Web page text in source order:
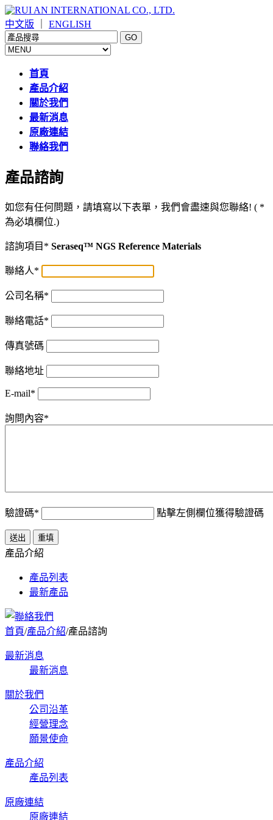
中文版 ENGLISH
首頁
產品介紹
關於我們
最新消息
原廠連結
聯絡我們
產品諮詢
如您有任何問題，請填寫以下表單，我們會盡速與您聯絡! ( *
為必填欄位.)
諮詢項目 * Seraseq™ NGS Reference Materials
聯絡人*
公司名稱*
聯絡電話*
傳真號碼
聯絡地址
E-mail*
詢問內容*
驗證碼* 點擊左側欄位獲得驗證碼
產品介紹
產品列表
最新產品
首頁/產品介紹/產品諮詢
最新消息
最新消息
關於我們
公司沿革
經營理念
願景使命
產品介紹
產品列表
原廠連結
原廠連結